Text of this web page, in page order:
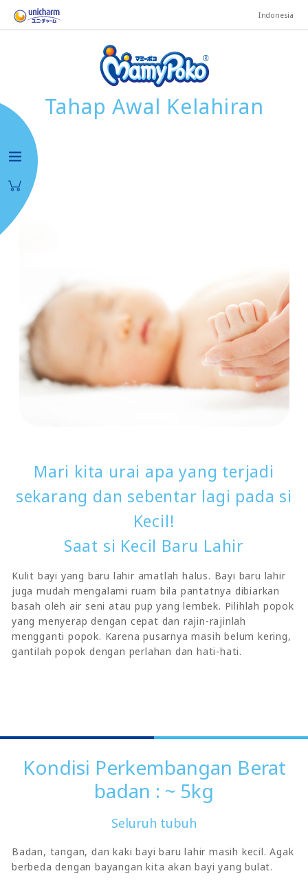
Indonesia
Tahap Awal Kelahiran
Mari kita urai apa yang terjadi
sekarang dan sebentar lagi pada si
Kecil!
Saat si Kecil Baru Lahir
Kulit bayi yang baru lahir amatlah halus. Bayi baru lahir
juga mudah mengalami ruam bila pantatnya dibiarkan
basah oleh air seni atau pup yang lembek. Pilihlah popok
yang menyerap dengan cepat dan rajin-rajinlah
mengganti popok. Karena pusarnya masih belum kering,
gantilah popok dengan perlahan dan hati-hati.
Kondisi Perkembangan Berat
badan : ~ 5kg
Seluruh tubuh
Badan, tangan, dan kaki bayi baru lahir masih kecil. Agak
berbeda dengan bayangan kita akan bayi yang bulat.